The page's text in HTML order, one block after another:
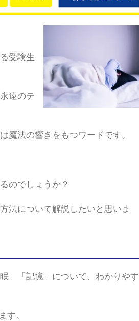
受験生
遠のテ
は魔法の響きをもつワードです。
のでしょうか？
法について解説したいと思いま
」「記憶」について、わかりやす
す。